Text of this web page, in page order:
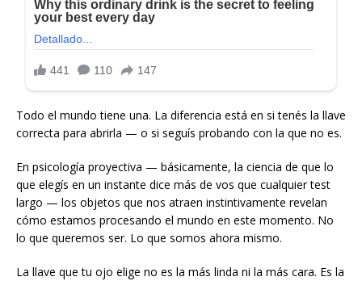
Todo el mundo tiene una. La diferencia está en si tenés la llave
correcta para abrirla — o si seguís probando con la que no es.
En psicología proyectiva — básicamente, la ciencia de que lo
que elegís en un instante dice más de vos que cualquier test
largo — los objetos que nos atraen instintivamente revelan
cómo estamos procesando el mundo en este momento. No
lo que queremos ser. Lo que somos ahora mismo.
La llave que tu ojo elige no es la más linda ni la más cara. Es la